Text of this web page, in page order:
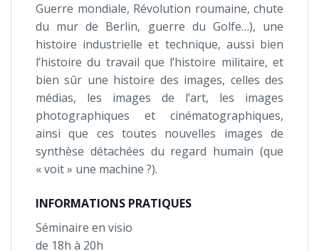
Guerre mondiale, Révolution roumaine, chute
du mur de Berlin, guerre du Golfe…), une
histoire industrielle et technique, aussi bien
l’histoire du travail que l’histoire militaire, et
bien sûr une histoire des images, celles des
médias, les images de l’art, les images
photographiques et cinématographiques,
ainsi que ces toutes nouvelles images de
synthèse détachées du regard humain (que
« voit » une machine ?).
INFORMATIONS PRATIQUES
Séminaire en visio
de 18h à 20h